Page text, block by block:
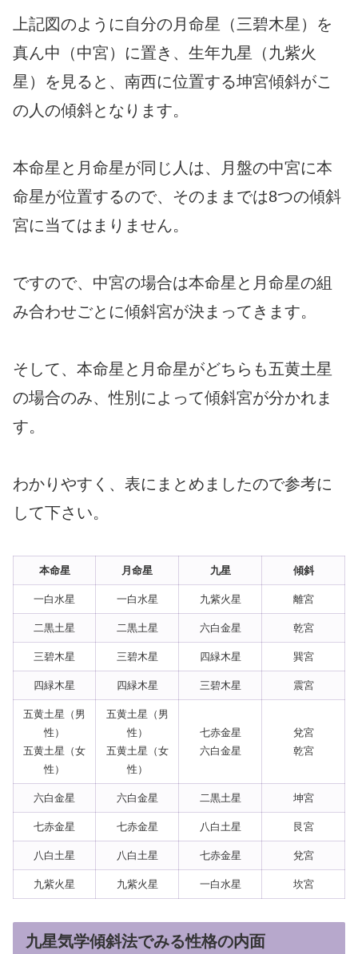
上記図のように自分の月命星（三碧木星）を
真ん中（中宮）に置き、生年九星（九紫火
星）を見ると、南西に位置する坤宮傾斜がこ
の人の傾斜となります。
本命星と月命星が同じ人は、月盤の中宮に本
命星が位置するので、そのままでは8つの傾斜
宮に当てはまりません。
ですので、中宮の場合は本命星と月命星の組
み合わせごとに傾斜宮が決まってきます。
そして、本命星と月命星がどちらも五黄土星
の場合のみ、性別によって傾斜宮が分かれま
す。
わかりやすく、表にまとめましたので参考に
して下さい。
本命星 月命星 九星 傾斜
一白水星 一白水星 九紫火星 離宮
二黒土星 二黒土星 六白金星 乾宮
三碧木星 三碧木星 四緑木星 巽宮
四緑木星 四緑木星 三碧木星 震宮
五黄土星（男
性）
五黄土星（女
性）
五黄土星（男
性）
五黄土星（女
性）
七赤金星
六白金星
兌宮
乾宮
六白金星 六白金星 二黒土星 坤宮
七赤金星 七赤金星 八白土星 艮宮
八白土星 八白土星 七赤金星 兌宮
九紫火星 九紫火星 一白水星 坎宮
九星気学傾斜法でみる性格の内面